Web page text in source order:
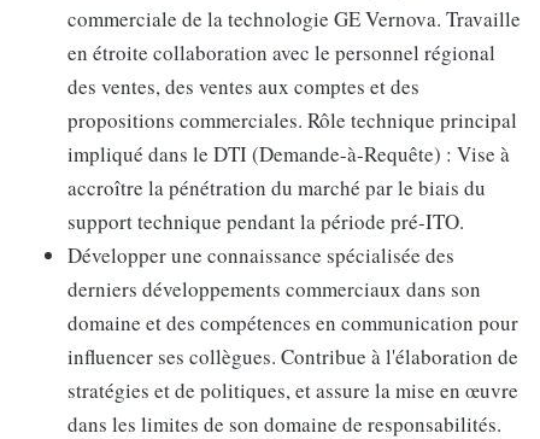
commerciale de la technologie GE Vernova. Travaille
en étroite collaboration avec le personnel régional
des ventes, des ventes aux comptes et des
propositions commerciales. Rôle technique principal
impliqué dans le DTI (Demande-à-Requête) : Vise à
accroître la pénétration du marché par le biais du
support technique pendant la période pré-ITO.
Développer une connaissance spécialisée des
derniers développements commerciaux dans son
domaine et des compétences en communication pour
influencer ses collègues. Contribue à l'élaboration de
stratégies et de politiques, et assure la mise en œuvre
dans les limites de son domaine de responsabilités.